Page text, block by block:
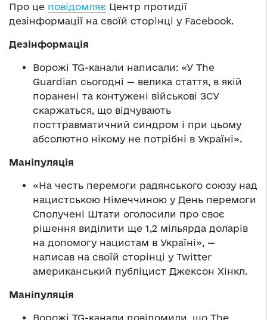
Про це повідомляє Центр протидії
дезінформації на своїй сторінці у Facebook.
Дезінформація
Ворожі TG-канали написали: «У The
Guardian сьогодні — велика стаття, в якій
поранені та контужені військові ЗСУ
скаржаться, що відчувають
посттравматичний синдром і при цьому
абсолютно нікому не потрібні в Україні».
Маніпуляція
«На честь перемоги радянського союзу над
нацистською Німеччиною у День перемоги
Сполучені Штати оголосили про своє
рішення виділити ще 1,2 мільярда доларів
на допомогу нацистам в Україні», —
написав на своїй сторінці у Twitter
американський публіцист Джексон Хінкл.
Маніпуляція
Ворожі TG-канали повідомили, що The